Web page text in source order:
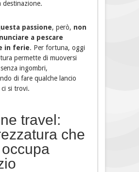
destinazione.
passione, però, non
a pescare
in ferie. Per fortuna, oggi
permette di muoversi
ingombri,
di fare qualche lancio
si trovi.
travel:
che